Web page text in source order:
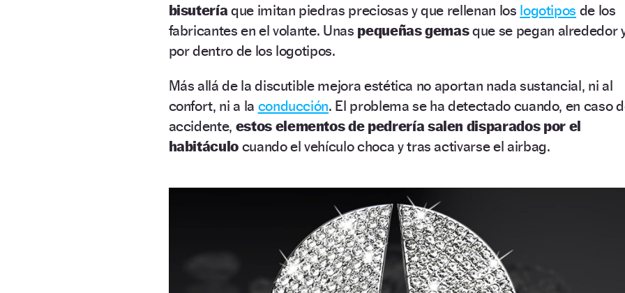
bisutería que imitan piedras preciosas y que rellenan los logotipos de los
fabricantes en el volante. Unas pequeñas gemasque se pegan alrededor
por dentro de los logotipos.
Más allá de la discutible mejora estética no aportan nada sustancial, ni al
confort, ni a la conducción. El problema se ha detectado cuando, en caso
accidente, estos elementos de pedrería salen disparados por el
habitáculo cuando el vehículo choca y tras activarse el airbag.